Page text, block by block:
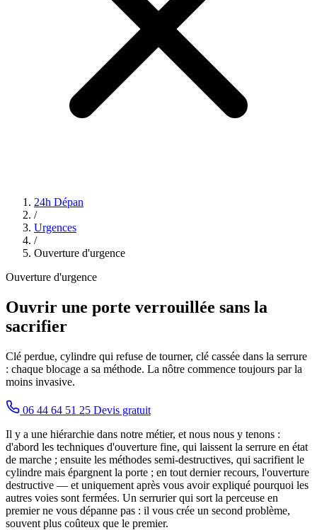
24h Dépan
/
Urgences
/
Ouverture d'urgence
Ouverture d'urgence
Ouvrir une porte verrouillée sans la
sacrifier
Clé perdue, cylindre qui refuse de tourner, clé cassée dans la serrure
: chaque blocage a sa méthode. La nôtre commence toujours par la
moins invasive.
06 44 64 51 25 Devis gratuit
Il y a une hiérarchie dans notre métier, et nous nous y tenons :
d'abord les techniques d'ouverture fine, qui laissent la serrure en état
de marche ; ensuite les méthodes semi-destructives, qui sacrifient le
cylindre mais épargnent la porte ; en tout dernier recours, l'ouverture
destructive — et uniquement après vous avoir expliqué pourquoi les
autres voies sont fermées. Un serrurier qui sort la perceuse en
premier ne vous dépanne pas : il vous crée un second problème,
souvent plus coûteux que le premier.